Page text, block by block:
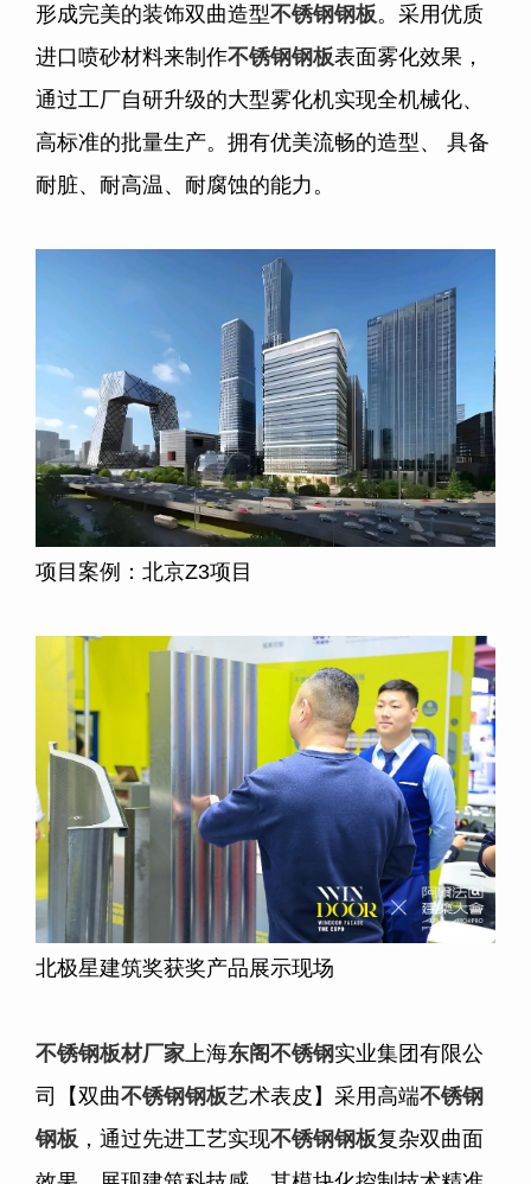
形成完美的装饰双曲造型不锈钢钢板。采用优质
进口喷砂材料来制作不锈钢钢板表面雾化效果，
通过工厂自研升级的大型雾化机实现全机械化、
高标准的批量生产。拥有优美流畅的造型、 具备
耐脏、耐高温、耐腐蚀的能力。
项目案例：北京Z3项目
北极星建筑奖获奖产品展示现场
不锈钢板材厂家 上海东阁不锈钢实业集团有限公
司【双曲不锈钢钢板艺术表皮】采用高端不锈钢
钢板 ，通过先进工艺实现不锈钢钢板复杂双曲面